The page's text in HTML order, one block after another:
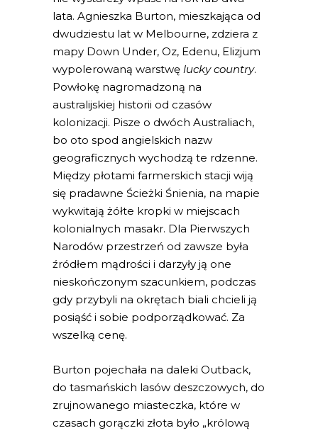
lata. Agnieszka Burton, mieszkająca od
dwudziestu lat w Melbourne, zdziera z
mapy Down Under, Oz, Edenu, Elizjum
wypolerowaną warstwę lucky country.
Powłokę nagromadzoną na
australijskiej historii od czasów
kolonizacji. Pisze o dwóch Australiach,
bo oto spod angielskich nazw
geograficznych wychodzą te rdzenne.
Między płotami farmerskich stacji wiją
się pradawne Ścieżki Śnienia, na mapie
wykwitają żółte kropki w miejscach
kolonialnych masakr. Dla Pierwszych
Narodów przestrzeń od zawsze była
źródłem mądrości i darzyły ją one
nieskończonym szacunkiem, podczas
gdy przybyli na okrętach biali chcieli ją
posiąść i sobie podporządkować. Za
wszelką cenę.
Burton pojechała na daleki Outback,
do tasmańskich lasów deszczowych, do
zrujnowanego miasteczka, które w
czasach gorączki złota było „królową